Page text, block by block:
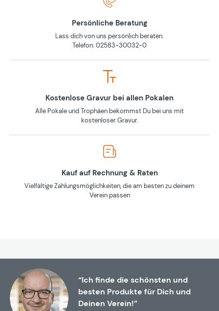
Persönliche Beratung
Lass dich von uns persönlich beraten.
Telefon: 02583-30032-0
Kostenlose Gravur bei allen Pokalen
Alle Pokale und Trophäen bekommst Du bei uns mit
kostenloser Gravur.
Kauf auf Rechnung & Raten
Vielfältige Zahlungsmöglichkeiten, die am besten zu deinem
Verein passen
“Ich finde die schönsten und
besten Produkte für Dich und
Deinen Verein!”